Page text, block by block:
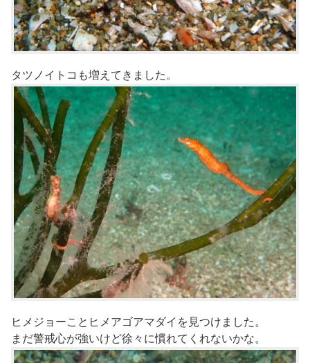
タツノイトコも増えてきました。
ヒメジョーことヒメアゴアマダイを見つけました。
まだ警戒心が強いけど徐々に慣れてくれないかな。